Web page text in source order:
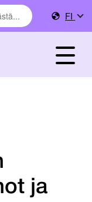
FI
ja